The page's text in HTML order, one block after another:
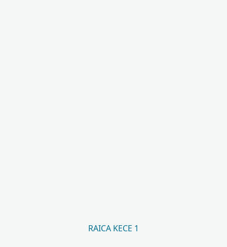
RAICA KECE 1